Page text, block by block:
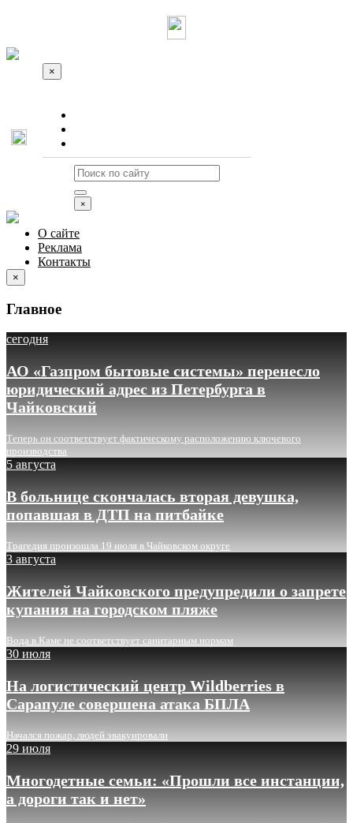
×
×
О сайте
Реклама
Контакты
×
Главное
сегодня
АО «Газпром бытовые системы» перенесло
юридический адрес из Петербурга в
Чайковский
Теперь он соответствует фактическому расположению ключевого
производства
5 августа
В больнице скончалась вторая девушка,
попавшая в ДТП на питбайке
Трагедия произошла 19 июля в Чайковском округе
3 августа
Жителей Чайковского предупредили о запрете
купания на городском пляже
Вода в Каме не соответствует санитарным нормам
30 июля
На логистический центр Wildberries в
Сарапуле совершена атака БПЛА
Начался пожар, людей эвакуировали
29 июля
Многодетные семьи: «Прошли все инстанции,
а дороги так и нет»